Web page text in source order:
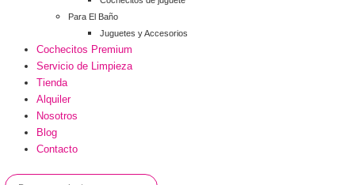
Para El Baño
Juguetes y Accesorios
Cochecitos Premium
Servicio de Limpieza
Tienda
Alquiler
Nosotros
Blog
Contacto